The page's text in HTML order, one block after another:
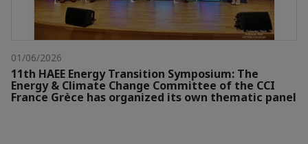
01/06/2026
11th HAEE Energy Transition Symposium: The
Energy & Climate Change Committee of the CCI
France Grèce has organized its own thematic panel